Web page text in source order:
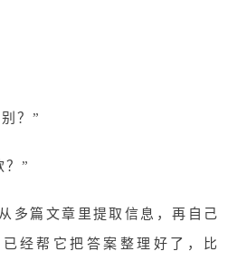
？”
？”
多篇文章里提取信息，再自己
经帮它把答案整理好了，比